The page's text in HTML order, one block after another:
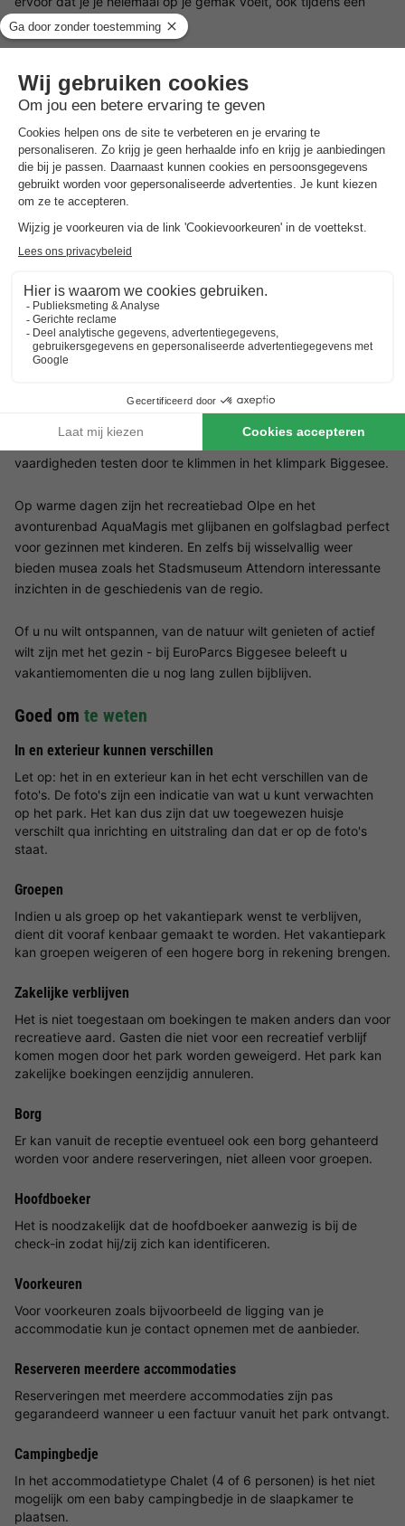
langer verblijf.
Op het park vind je alles wat je nodig hebt voor een hapje
tussendoor: Een campingwinkel biedt alle benodigdheden voor
je dagelijkse behoeften, terwijl je bij de strandbar met uitzicht
op het meer kunt genieten van hapjes en drankjes. Hier kun je
de dag comfortabel afsluiten als de zon ondergaat boven het
water - zonder drukte en met een echt vakantiegevoel.
tal van excursiebestemmingen en vrijetijdsactiviteiten voor jong
en oud.
Verken het imposante kasteel Schnellenberg in Attendorn of
kijkje kunt nemen in de wereld van de beroemde brouwerij. Als
vele fiets- en wandelpaden rond de Biggesee of je
vaardigheden testen door te klimmen in het klimpark Biggesee.
Op warme dagen zijn het recreatiebad Olpe en het
avonturenbad AquaMagis met glijbanen en golfslagbad perfect
voor gezinnen met kinderen. En zelfs bij wisselvallig weer
bieden musea zoals het Stadsmuseum Attendorn interessante
inzichten in de geschiedenis van de regio.
Of u nu wilt ontspannen, van de natuur wilt genieten of actief
wilt zijn met het gezin - bij EuroParcs Biggesee beleeft u
vakantiemomenten die u nog lang zullen bijblijven.
Goed om te weten
In en exterieur kunnen verschillen
Let op: het in en exterieur kan in het echt verschillen van de
foto's. De foto's zijn een indicatie van wat u kunt verwachten
op het park. Het kan dus zijn dat uw toegewezen huisje
verschilt qua inrichting en uitstraling dan dat er op de foto's
staat.
Groepen
Indien u als groep op het vakantiepark wenst te verblijven,
dient dit vooraf kenbaar gemaakt te worden. Het vakantiepark
kan groepen weigeren of een hogere borg in rekening brengen.
Zakelijke verblijven
Het is niet toegestaan om boekingen te maken anders dan voor
recreatieve aard. Gasten die niet voor een recreatief verblijf
komen mogen door het park worden geweigerd. Het park kan
zakelijke boekingen eenzijdig annuleren.
Borg
Er kan vanuit de receptie eventueel ook een borg gehanteerd
worden voor andere reserveringen, niet alleen voor groepen.
Hoofdboeker
Het is noodzakelijk dat de hoofdboeker aanwezig is bij de
check-in zodat hij/zij zich kan identificeren.
Voorkeuren
Voor voorkeuren zoals bijvoorbeeld de ligging van je
accommodatie kun je contact opnemen met de aanbieder.
Reserveren meerdere accommodaties
Reserveringen met meerdere accommodaties zijn pas
gegarandeerd wanneer u een factuur vanuit het park ontvangt.
Campingbedje
In het accommodatietype Chalet (4 of 6 personen) is het niet
mogelijk om een baby campingbedje in de slaapkamer te
plaatsen.